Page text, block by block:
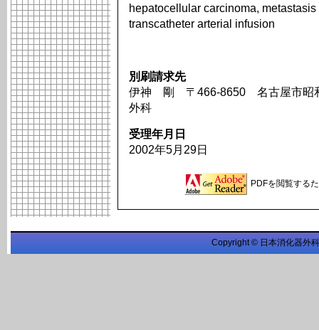
hepatocellular carcinoma,
transcatheter arterial infusion
別刷請求先
伊神 剛 〒466-8650 名古屋市昭
外科
受理年月日
2002年5月29日
PDFを閲覧する
Copyright © 日本消化器外